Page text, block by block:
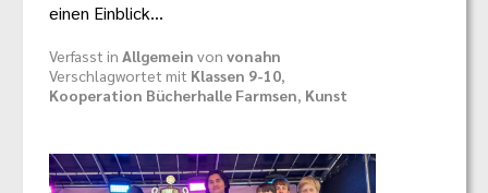
einen Einblick…
Verfasst in Allgemein von vonahn
Verschlagwortet mit Klassen 9-10,
Kooperation Bücherhalle Farmsen, Kunst